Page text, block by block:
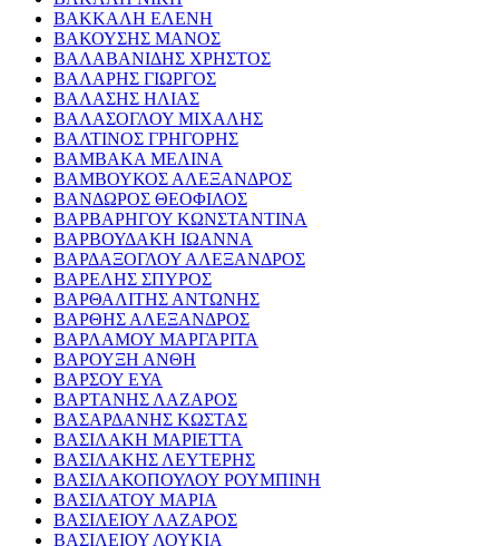
ΒΑΚΚΑΛΗ ΕΛΕΝΗ
ΒΑΚΟΥΣΗΣ ΜΑΝΟΣ
ΒΑΛΑΒΑΝΙΔΗΣ ΧΡΗΣΤΟΣ
ΒΑΛΑΡΗΣ ΓΙΩΡΓΟΣ
ΒΑΛΑΣΗΣ ΗΛΙΑΣ
ΒΑΛΑΣΟΓΛΟΥ ΜΙΧΑΛΗΣ
ΒΑΛΤΙΝΟΣ ΓΡΗΓΟΡΗΣ
ΒΑΜΒΑΚΑ ΜΕΛΙΝΑ
ΒΑΜΒΟΥΚΟΣ ΑΛΕΞΑΝΔΡΟΣ
ΒΑΝΔΩΡΟΣ ΘΕΟΦΙΛΟΣ
ΒΑΡΒΑΡΗΓΟΥ ΚΩΝΣΤΑΝΤΙΝΑ
ΒΑΡΒΟΥΔΑΚΗ ΙΩΑΝΝΑ
ΒΑΡΔΑΞΟΓΛΟΥ ΑΛΕΞΑΝΔΡΟΣ
ΒΑΡΕΛΗΣ ΣΠΥΡΟΣ
ΒΑΡΘΑΛΙΤΗΣ ΑΝΤΩΝΗΣ
ΒΑΡΘΗΣ ΑΛΕΞΑΝΔΡΟΣ
ΒΑΡΛΑΜΟΥ ΜΑΡΓΑΡΙΤΑ
ΒΑΡΟΥΞΗ ΑΝΘΗ
ΒΑΡΣΟΥ ΕΥΑ
ΒΑΡΤΑΝΗΣ ΛΑΖΑΡΟΣ
ΒΑΣΑΡΔΑΝΗΣ ΚΩΣΤΑΣ
ΒΑΣΙΛΑΚΗ ΜΑΡΙΕΤΤΑ
ΒΑΣΙΛΑΚΗΣ ΛΕΥΤΕΡΗΣ
ΒΑΣΙΛΑΚΟΠΟΥΛΟΥ ΡΟΥΜΠΙΝΗ
ΒΑΣΙΛΑΤΟΥ ΜΑΡΙΑ
ΒΑΣΙΛΕΙΟΥ ΛΑΖΑΡΟΣ
ΒΑΣΙΛΕΙΟΥ ΛΟΥΚΙΑ